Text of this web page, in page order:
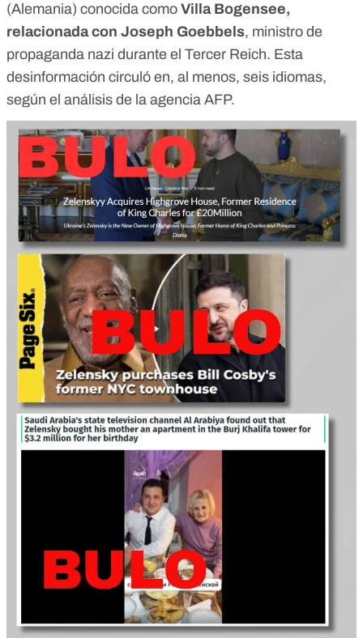
(Alemania) conocida como Villa Bogensee,
relacionada con Joseph Goebbels, ministro de
propaganda nazi durante el Tercer Reich. Esta
desinformación circuló en, al menos, seis idiomas,
según el análisis de la agencia AFP.